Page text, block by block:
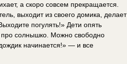
а скоро совсем прекращается.
выходит из своего домика, делает
погулять!» Дети опять
про солнышко. Можно свободно
начинается!» — и все